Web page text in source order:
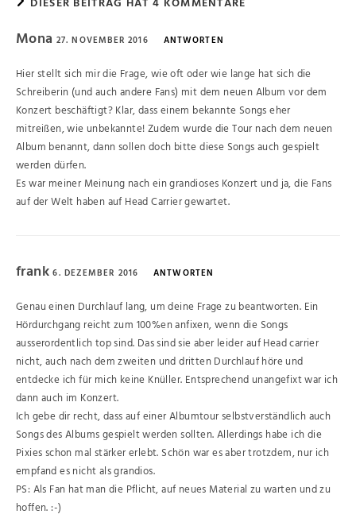
Mona 27. NOVEMBER 2016 ANTWORTEN
Hier stellt sich mir die Frage, wie oft oder wie lange hat sich die
Schreiberin (und auch andere Fans) mit dem neuen Album vor dem
Konzert beschäftigt? Klar, dass einem bekannte Songs eher
mitreißen, wie unbekannte! Zudem wurde die Tour nach dem neuen
Album benannt, dann sollen doch bitte diese Songs auch gespielt
werden dürfen.
Es war meiner Meinung nach ein grandioses Konzert und ja, die Fans
auf der Welt haben auf Head Carrier gewartet.
frank6. DEZEMBER 2016 ANTWORTEN
Genau einen Durchlauf lang, um deine Frage zu beantworten. Ein
Hördurchgang reicht zum 100%en anfixen, wenn die Songs
ausserordentlich top sind. Das sind sie aber leider auf Head carrier
nicht, auch nach dem zweiten und dritten Durchlauf höre und
entdecke ich für mich keine Knüller. Entsprechend unangefixt war ich
dann auch im Konzert.
Ich gebe dir recht, dass auf einer Albumtour selbstverständlich auch
Songs des Albums gespielt werden sollten. Allerdings habe ich die
Pixies schon mal stärker erlebt. Schön war es aber trotzdem, nur ich
empfand es nicht als grandios.
PS: Als Fan hat man die Pflicht, auf neues Material zu warten und zu
hoffen. :-)